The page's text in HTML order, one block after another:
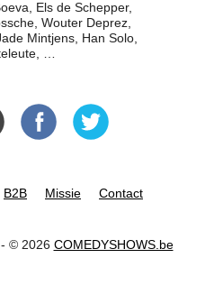
Els de Schepper,
Wouter Deprez,
Mintjens, Han Solo,
…
B2B Missie Contact
© 2026 COMEDYSHOWS.be